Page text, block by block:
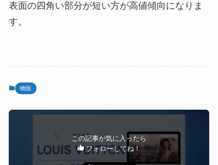
表面の四角い部分が短い方が高値傾向になりま
す。
物販
この記事が気に入ったら
フォローしてね！